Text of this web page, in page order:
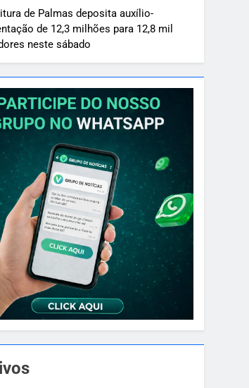
de Palmas deposita auxílio-
de 12,3 milhões para 12,8 mil
neste sábado